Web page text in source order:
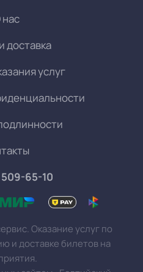
доставка
услуг
509-65-10
Оказание услуг по
и доставке билетов на